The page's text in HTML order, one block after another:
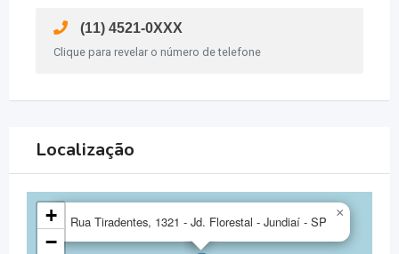
(11) 4521-0XXX
Clique para revelar o número de telefone
Localização
Rua Tiradentes, 1321 - Jd. Florestal - Jundiaí - SP
×
+
−